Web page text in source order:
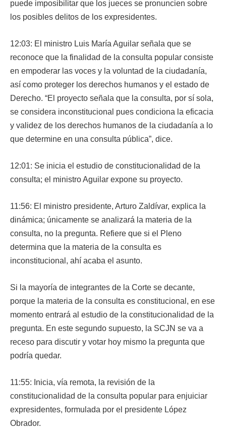
puede imposibilitar que los jueces se pronuncien sobre
los posibles delitos de los expresidentes.
12:03: El ministro Luis María Aguilar señala que se
reconoce que la finalidad de la consulta popular consiste
en empoderar las voces y la voluntad de la ciudadanía,
así como proteger los derechos humanos y el estado de
Derecho. “El proyecto señala que la consulta, por sí sola,
se considera inconstitucional pues condiciona la eficacia
y validez de los derechos humanos de la ciudadanía a lo
que determine en una consulta pública”, dice.
12:01: Se inicia el estudio de constitucionalidad de la
consulta; el ministro Aguilar expone su proyecto.
11:56: El ministro presidente, Arturo Zaldívar, explica la
dinámica; únicamente se analizará la materia de la
consulta, no la pregunta. Refiere que si el Pleno
determina que la materia de la consulta es
inconstitucional, ahí acaba el asunto.
Si la mayoría de integrantes de la Corte se decante,
porque la materia de la consulta es constitucional, en ese
momento entrará al estudio de la constitucionalidad de la
pregunta. En este segundo supuesto, la SCJN se va a
receso para discutir y votar hoy mismo la pregunta que
podría quedar.
11:55: Inicia, vía remota, la revisión de la
constitucionalidad de la consulta popular para enjuiciar
expresidentes, formulada por el presidente López
Obrador.